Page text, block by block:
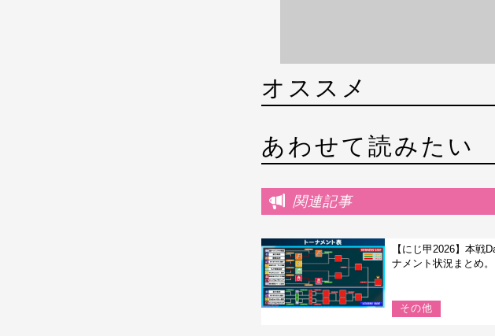
オススメ
あわせて読みたい
関連記事
【にじ甲2026】本戦
ナメント状況まとめ。
その他